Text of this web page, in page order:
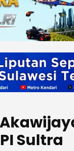
Sultra